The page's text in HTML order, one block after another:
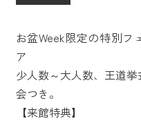
お盆Week限定の特別フ
ア
少人数～大人数、王道
会つき。
【来館特典】